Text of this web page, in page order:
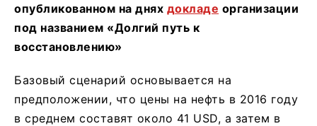
опубликованном на днях докладе организации
под названием «Долгий путь к
восстановлению»
Базовый сценарий основывается на
предположении, что цены на нефть в 2016 году
в среднем составят около 41 USD, а затем в